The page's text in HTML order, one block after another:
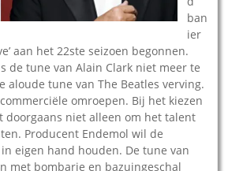
ban
ier
aan het 22ste seizoen begonnen.
de tune van Alain Clark niet meer te
aloude tune van The Beatles verving.
omroepen. Bij het kiezen
doorgaans niet alleen om het talent
Producent Endemol wil de
eigen hand houden. De tune van
met bombarie en bazuingeschal